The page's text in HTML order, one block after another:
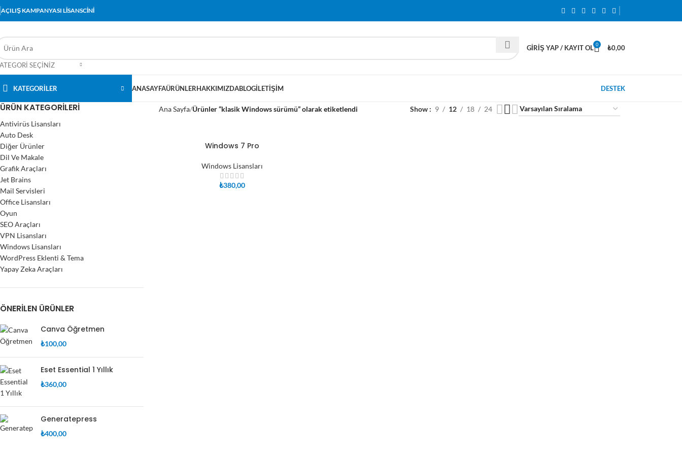
AÇILIŞ KAMPANYASI LİSANSCİNİ
SEÇINIZ
GIRIŞ YAP / KAYIT OL 0 ₺0,00
KATEGORİLER ANASAYFAÜRÜNLERHAKKIMIZDABLOGİLETIŞIM DESTEK
ÜRÜN KATEGORILERI
Antivirüs Lisansları
Auto Desk
Diğer Ürünler
Dil Ve Makale
Grafik Araçları
Jet Brains
Mail Servisleri
Office Lisansları
Oyun
SEO Araçları
VPN Lisansları
Windows Lisansları
WordPress Eklenti & Tema
Yapay Zeka Araçları
ÖNERILEN ÜRÜNLER
Canva Öğretmen
₺100,00
Eset Essential 1 Yıllık
₺360,00
Generatepress
₺400,00
Ana Sayfa Ürünler “klasik Windows sürümü” olarak etiketlendi Show 9 12 18 24
Windows 7 Pro
Windows Lisansları
₺380,00